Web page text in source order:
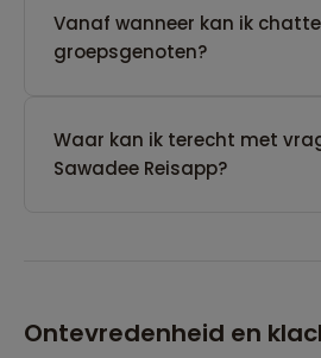
Vanaf wanneer kan ik
groepsgenoten?
Waar kan ik terecht met
Sawadee Reisapp?
Ontevredenheid en